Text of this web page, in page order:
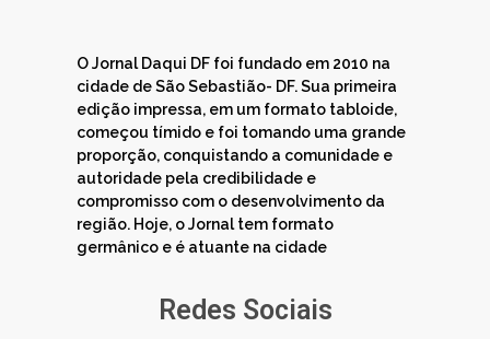
O Jornal Daqui DF foi fundado em 2010 na
cidade de São Sebastião- DF. Sua primeira
edição impressa, em um formato tabloide,
começou tímido e foi tomando uma grande
proporção, conquistando a comunidade e
autoridade pela credibilidade e
compromisso com o desenvolvimento da
região. Hoje, o Jornal tem formato
germânico e é atuante na cidade
Redes Sociais